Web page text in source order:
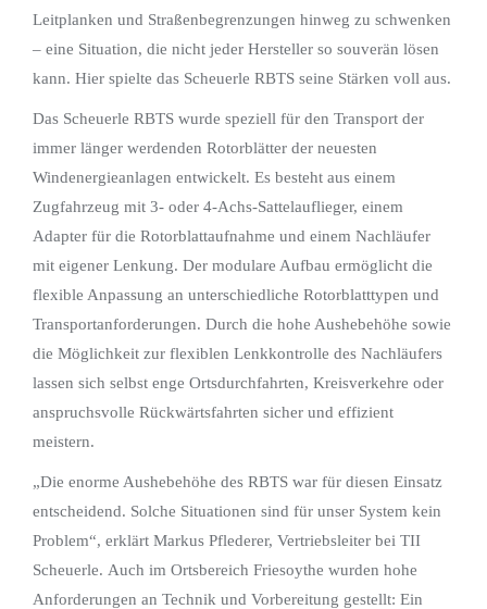
Leitplanken und Straßenbegrenzungen hinweg zu schwenken
– eine Situation, die nicht jeder Hersteller so souverän lösen
kann. Hier spielte das Scheuerle RBTS seine Stärken voll aus.
Das Scheuerle RBTS wurde speziell für den Transport der
immer länger werdenden Rotorblätter der neuesten
Windenergieanlagen entwickelt. Es besteht aus einem
Zugfahrzeug mit 3- oder 4-Achs-Sattelauflieger, einem
Adapter für die Rotorblattaufnahme und einem Nachläufer
mit eigener Lenkung. Der modulare Aufbau ermöglicht die
flexible Anpassung an unterschiedliche Rotorblatttypen und
Transportanforderungen. Durch die hohe Aushebehöhe sowie
die Möglichkeit zur flexiblen Lenkkontrolle des Nachläufers
lassen sich selbst enge Ortsdurchfahrten, Kreisverkehre oder
anspruchsvolle Rückwärtsfahrten sicher und effizient
meistern.
„Die enorme Aushebehöhe des RBTS war für diesen Einsatz
entscheidend. Solche Situationen sind für unser System kein
Problem“, erklärt Markus Pflederer, Vertriebsleiter bei TII
Scheuerle. Auch im Ortsbereich Friesoythe wurden hohe
Anforderungen an Technik und Vorbereitung gestellt: Ein